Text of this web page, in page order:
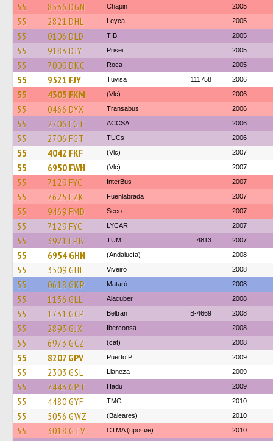
55 8536 DGN Chapin 2005
55 2821 DHL Leyca 2005
55 0106 DLD TIB 2005
55 9183 DJY Prisei 2005
55 7009 DKC Roca 2005
55 9521 FJY Tuvisa 111758 2006
55 4305 FKM (Vlc) 2006
55 0466 DYX Transabus 2006
55 2706 FGT ACCSA 2006
55 2706 FGT TUCs 2006
55 4042 FKF (Vlc) 2007
55 6950 FWH (Vlc) 2007
55 7129 FYC InterBus 2007
55 7625 FZK Fuenlabrada 2007
55 9469 FMD Seco 2007
55 7129 FYC LYCAR 2007
55 3921 FPB TUM 4813 2007
55 6954 GHN (Andalucía) 2008
55 3509 GHL Viveiro 2008
55 0618 GKP Mataró 2008
55 1136 GLL Alacuber 2008
55 1731 GCP Beltran B-4669 2008
55 2893 GJX Iberconsa 2008
55 6973 GCZ (cat) 2008
55 8207 GPV Puerto P 2009
55 2303 GSL Llaneza 2009
55 7443 GPT Hadu 2009
55 4480 GYF TMG 2010
55 5056 GWZ (Baleares) 2010
55 3018 GTV CTMA (прочие) 2010